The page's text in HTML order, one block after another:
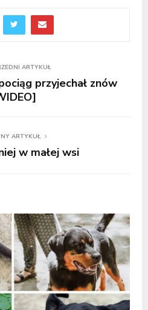
ARTYKUŁ
przyjechał znów
ARTYKUŁ
w małej wsi